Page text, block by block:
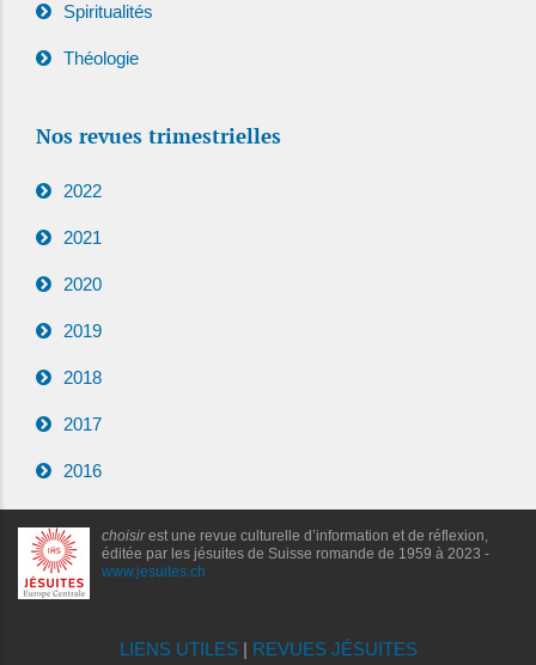
Spiritualités
Théologie
Nos revues trimestrielles
2022
2021
2020
2019
2018
2017
2016
choisirest une revue culturelle d’information et de réflexion,
éditée par les jésuites de Suisse romande de 1959 à 2023 -
www.jesuites.ch
LIENS UTILES| REVUES JÉSUITES